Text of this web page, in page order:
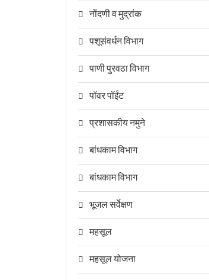
नोंदणी व मुद्रांक
पशूसंवर्धन विभाग
पाणी पुरवठा विभाग
पॉवर पॉईंट
प्रशासकीय नमुने
बांधकाम विभाग
बांधकाम विभाग
भूजल सर्वेक्षण
महसूल
महसूल योजना